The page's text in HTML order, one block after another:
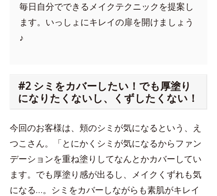
毎日自分でできるメイクテクニックを提案し
ます。いっしょにキレイの扉を開けましょう
♪
#2 シミをカバーしたい！でも厚塗り
になりたくないし、くずしたくない！
今回のお客様は、頬のシミが気になるという、え
つこさん。「とにかくシミが気になるからファン
デーションを重ね塗りしてなんとかカバーしてい
ます。でも厚塗り感が出るし、メイクくずれも気
になる…。シミをカバーしながらも素肌がキレイ